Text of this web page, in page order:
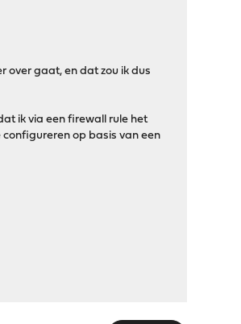
over gaat, en dat zou ik dus
ik via een firewall rule het
configureren op basis van een